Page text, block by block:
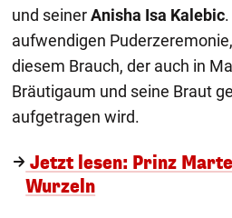
und seinerAnisha Isa Kalebic.
aufwendigen
diesem Brauch, der auch in
Bräutigaum und seine Braut
aufgetragen wird.
Jetzt lesen: Prinz
Wurzeln